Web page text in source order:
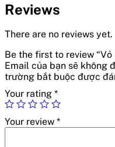
Reviews
There are no reviews yet.
Be the first to review
Email của bạn sẽ không
trường bắt buộc được
Your rating *
Your review *